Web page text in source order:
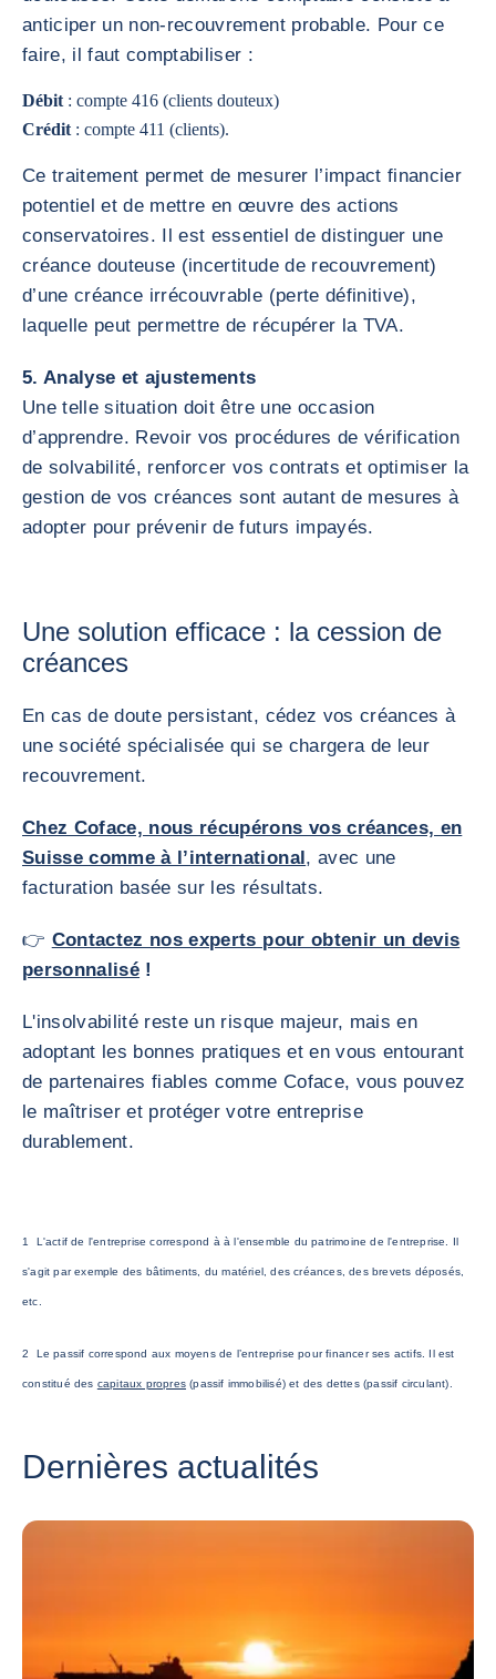
anticiper un non-recouvrement probable. Pour ce
faire, il faut comptabiliser :
Débit : compte 416 (clients douteux)
Crédit : compte 411 (clients).
Ce traitement permet de mesurer l’impact financier
potentiel et de mettre en œuvre des actions
conservatoires. Il est essentiel de distinguer une
créance douteuse (incertitude de recouvrement)
d’une créance irrécouvrable (perte définitive),
laquelle peut permettre de récupérer la TVA.
5. Analyse et ajustements
Une telle situation doit être une occasion
d’apprendre. Revoir vos procédures de vérification
de solvabilité, renforcer vos contrats et optimiser la
gestion de vos créances sont autant de mesures à
adopter pour prévenir de futurs impayés.
Une solution efficace : la cession de
créances
En cas de doute persistant, cédez vos créances à
une société spécialisée qui se chargera de leur
recouvrement.
Chez Coface, nous récupérons vos créances, en
Suisse comme à l’international, avec une
facturation basée sur les résultats.
👉 Contactez nos experts pour obtenir un devis
personnalisé !
L'insolvabilité reste un risque majeur, mais en
adoptant les bonnes pratiques et en vous entourant
de partenaires fiables comme Coface, vous pouvez
le maîtriser et protéger votre entreprise
durablement.
1 L'actif de l'entreprise correspond à à l'ensemble du patrimoine de l'entreprise. Il
s'agit par exemple des bâtiments, du matériel, des créances, des brevets déposés,
etc.
2 Le passif correspond aux moyens de l’entreprise pour financer ses actifs. Il est
constitué des capitaux propres (passif immobilisé) et des dettes (passif circulant).
Dernières actualités